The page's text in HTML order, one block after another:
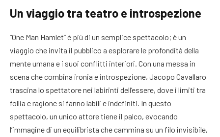
Un viaggio tra teatro e introspezione
“One Man Hamlet” è più di un semplice spettacolo; è un
viaggio che invita il pubblico a esplorare le profondità della
mente umana e i suoi conflitti interiori. Con una messa in
scena che combina ironia e introspezione, Jacopo Cavallaro
trascina lo spettatore nei labirinti dell’essere, dove i limiti tra
follia e ragione si fanno labili e indefiniti. In questo
spettacolo, un unico attore tiene il palco, evocando
l’immagine di un equilibrista che cammina su un filo invisibile,